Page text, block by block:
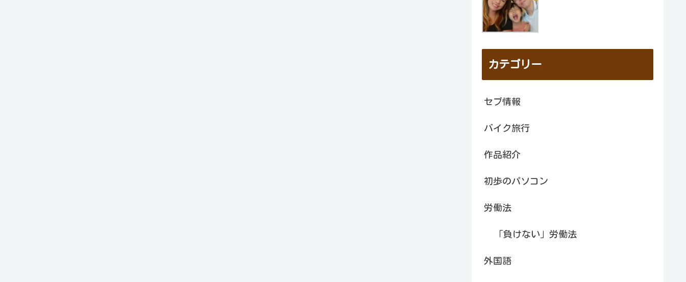
カテゴリー
セブ情報
バイク旅行
作品紹介
初歩のパソコン
労働法
「負けない」労働法
外国語